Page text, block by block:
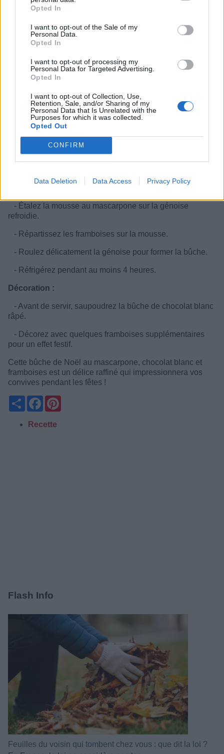
Opted In
I want to opt-out of the Sale of my
Personal Data.
Opted In
I want to opt-out of processing my
Personal Data for Targeted Advertising.
Opted In
I want to opt-out of Collection, Use,
Retention, Sale, and/or Sharing of my
Personal Data that Is Unrelated with the
Purposes for which it was collected.
Opted Out
CONFIRM
Data Deletion Data Access Privacy Policy
- Versez la pâte dans un moule à génoise tapissé de
- Faites cuire au four pendant environ 12-15 minutes.
Une fois cuit, laissez refroidir.
Préparation de la mousse au mascarpone :
qu'il soit lisse.
- Ajoutez le chocolat blanc fondu et mélangez.
- Dans un autre bol, fouettez la crème liquide avec le
sucre glace jusqu'à obtention d'une chantilly ferme.
- Incorporez délicatement la chantilly au mélange
Assemblage de la bûche :
- Étalez la mousse au mascarpone sur la génoise
refroidie.
- Répartissez les framboises sur la mousse.
- Roulez délicatement la génoise pour former la bûche.
- Réfrigérez pendant au moins 4 heures.
Décoration :
- Avant de servir, saupoudrez la bûche de chocolat blanc
râpé.
- Décorez avec quelques framboises supplémentaires
pour un effet festif.
Cette bûche de Noël au mascarpone, chocolat blanc et
framboises est un délice raffiné qui impressionnera vos
convives pendant les fêtes !
PartagerFacebook
Recette
Flash Info
Feuilles du voisin qui tombent chez vous : que dit la loi ?